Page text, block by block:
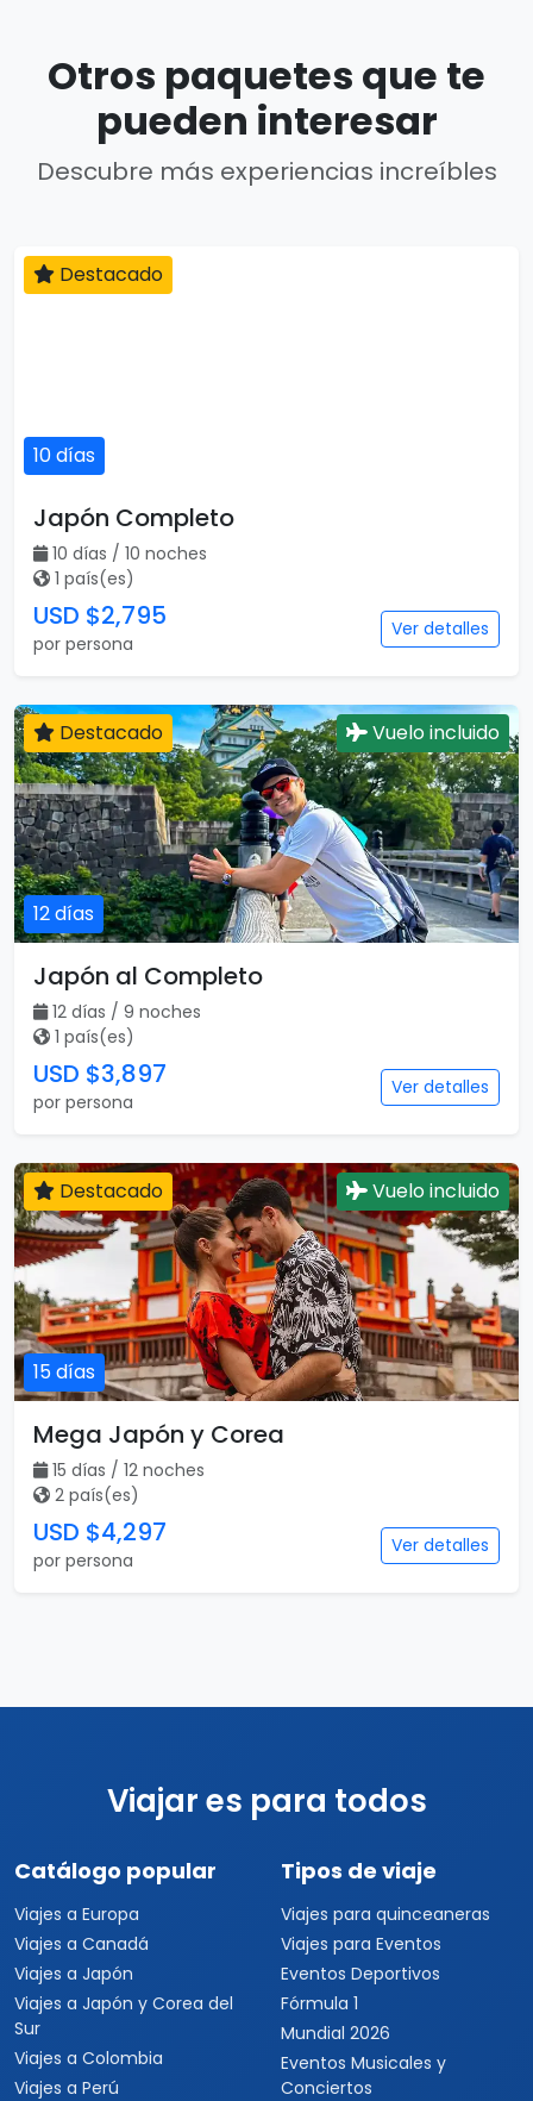
Otros paquetes que te
pueden interesar
Descubre más experiencias increíbles
10 días
Destacado
Japón Completo
10 días / 10 noches
1 país(es)
USD $2,795
por persona
Ver detalles
12 días
Destacado Vuelo incluido
Japón al Completo
12 días / 9 noches
1 país(es)
USD $3,897
por persona
Ver detalles
15 días
Destacado Vuelo incluido
Mega Japón y Corea
15 días / 12 noches
2 país(es)
USD $4,297
por persona
Ver detalles
Viajar es para todos
Catálogo popular
Viajes a Europa
Viajes a Canadá
Viajes a Japón
Viajes a Japón y Corea del
Sur
Viajes a Colombia
Viajes a Perú
Tipos de viaje
Viajes para quinceaneras
Viajes para Eventos
Eventos Deportivos
Fórmula 1
Mundial 2026
Eventos Musicales y
Conciertos